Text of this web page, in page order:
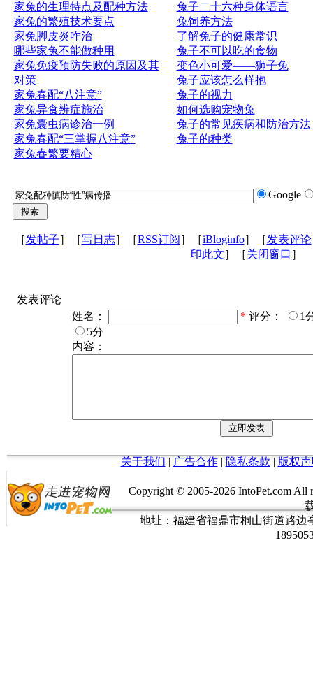
家兔的生理特点及配种方法
家兔的繁殖技术要点
家兔脚皮炎咋治
哪些家兔不能做种用
家兔免疫预防失败的原因及其
对策
家兔春配“八注意”
家兔异食辨症施治
家兔囊虫病诊治一例
家兔春配“三掌握八注意”
家兔春繁要精心
兔子二十六种身体语言
兔饲养方法
了解兔子的健康常识
兔子不可以吃的食物
变色小可爱——狮子兔
兔子应该怎么样抱
兔子的视力
如何选购宠物兔
兔子的常见疾病和防治方法
兔子的种类
Google
［发帖子］［写日志］［RSS订阅 ］［iBloginfo］［发表评论
印此文］［关闭窗口 ］
发表评论
姓名：
* 评分：
1
5分
内容：
关于我们 | 广告合作| 隐私条款 | 版权
Copyright © 2005-2026 IntoPet.com
地址：福建省福鼎市桐山街道路边